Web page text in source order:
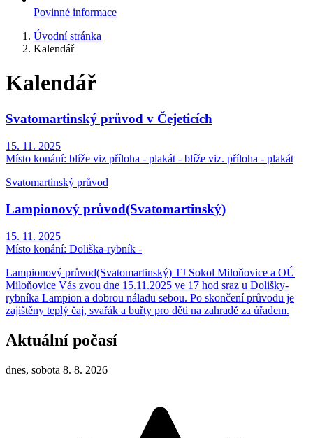
Povinné informace
Úvodní stránka
Kalendář
Kalendář
Svatomartinský průvod v Čejeticích
15. 11. 2025
Místo konání: blíže viz příloha - plakát - blíže viz. příloha - plakát
Svatomartinský průvod
Lampionový průvod(Svatomartinský)
15. 11. 2025
Místo konání: Doliška-rybník -
Lampionový průvod(Svatomartinský) TJ Sokol Miloňovice a OÚ
Miloňovice Vás zvou dne 15.11.2025 ve 17 hod sraz u Dolišky-
rybníka Lampion a dobrou náladu sebou. Po skončení průvodu je
zajištěny teplý čaj, svařák a buřty pro děti na zahradě za úřadem.
Aktuální počasí
dnes, sobota 8. 8. 2026